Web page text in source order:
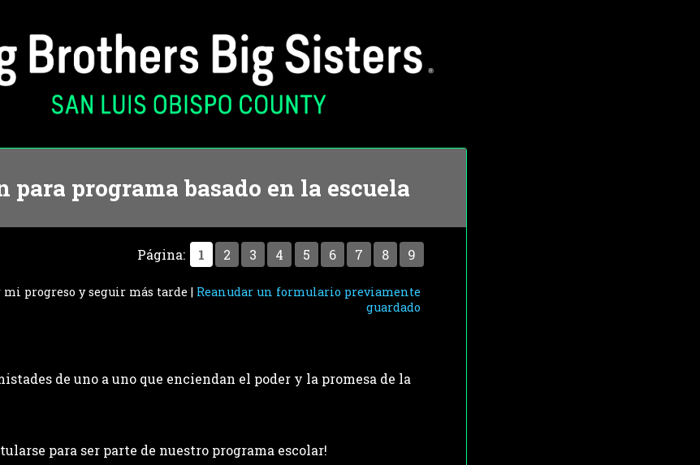
para programa basado en la escuela
Página: 1 2 3 4 5 6 7 8 9
mi progreso y seguir más tarde | Reanudar un formulario previamente
guardado
de uno a uno que enciendan el poder y la promesa de la
para ser parte de nuestro programa escolar!